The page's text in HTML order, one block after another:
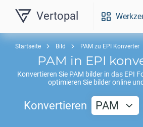
Vertopal
Startseite Bild PAM zu EPI Konverter
PAM in EPI
Konvertieren Sie PAM bilder in das EPI
optimieren Sie bilder online
Konvertieren PAM